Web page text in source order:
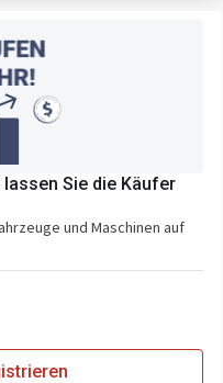
Sie die Käufer
und Maschinen auf